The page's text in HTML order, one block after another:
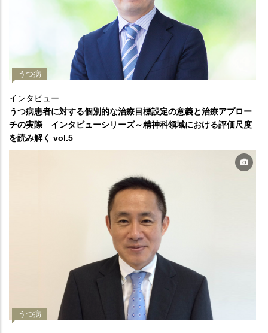
うつ病
インタビュー
うつ病患者に対する個別的な治療目標設定の意義と治療アプロー
チの実際 インタビューシリーズ～精神科領域における評価尺度
を読み解く vol.5
うつ病